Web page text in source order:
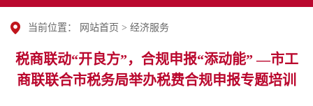
当前位置： 网站首页 > 经济服务
税商联动“开良方”，合规申报“添动能” —市工
商联联合市税务局举办税费合规申报专题培训